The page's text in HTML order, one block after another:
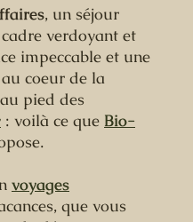
, un séjour
verdoyant et
impeccable et une
coeur de la
pied des
: voilà ce que Bio-
voyages
que vous